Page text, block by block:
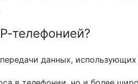
данных,